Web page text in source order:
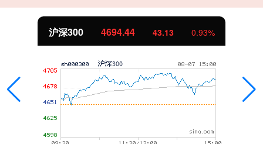
沪深300 4694.44 43.13 0.93%